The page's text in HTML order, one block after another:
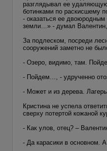
разглядывал ее
ботинками по раскисшему
- оказаться ее
земли…» - думал Валентин,
За подлеском, посреди
сооружений заметно не
- Озеро, видимо, там.
- Пойдем…, - удрученно
- Может и из дерева.
Кристина не успела
сверху потертой кожаной
- Как улов, отец? –
- Да карасики в основном.